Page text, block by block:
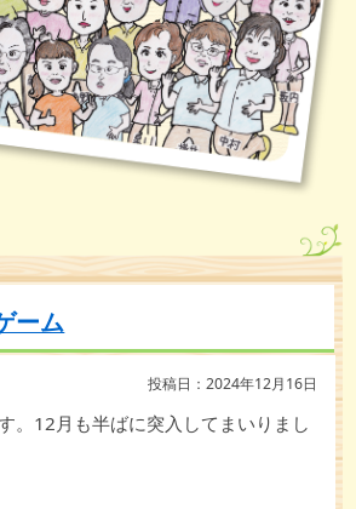
ーム
投稿日：2024年12月16日
。12月も半ばに突入してまいりまし